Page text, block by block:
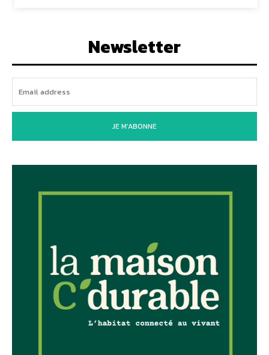
Newsletter
JE M'ABONNE